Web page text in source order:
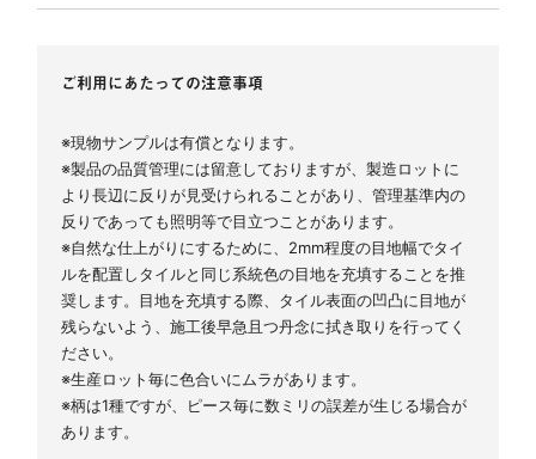
ご利用にあたっての注意事項
※現物サンプルは有償となります。
※製品の品質管理には留意しておりますが、製造ロットに
より長辺に反りが見受けられることがあり、管理基準内の
反りであっても照明等で目立つことがあります。
※自然な仕上がりにするために、2mm程度の目地幅でタイ
ルを配置しタイルと同じ系統色の目地を充填することを推
奨します。目地を充填する際、タイル表面の凹凸に目地が
残らないよう、施工後早急且つ丹念に拭き取りを行ってく
ださい。
※生産ロット毎に色合いにムラがあります。
※柄は1種ですが、ピース毎に数ミリの誤差が生じる場合が
あります。